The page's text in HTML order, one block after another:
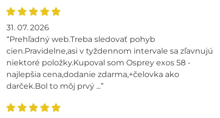
31. 07. 2026
“Prehľadný web.Treba sledovať pohyb
cien.Pravidelne,asi v tyždennom intervale sa zľavnujú
niektoré položky.Kupoval som Osprey exos 58 -
najlepšia cena,dodanie zdarma,+čelovka ako
darček.Bol to môj prvý ...”